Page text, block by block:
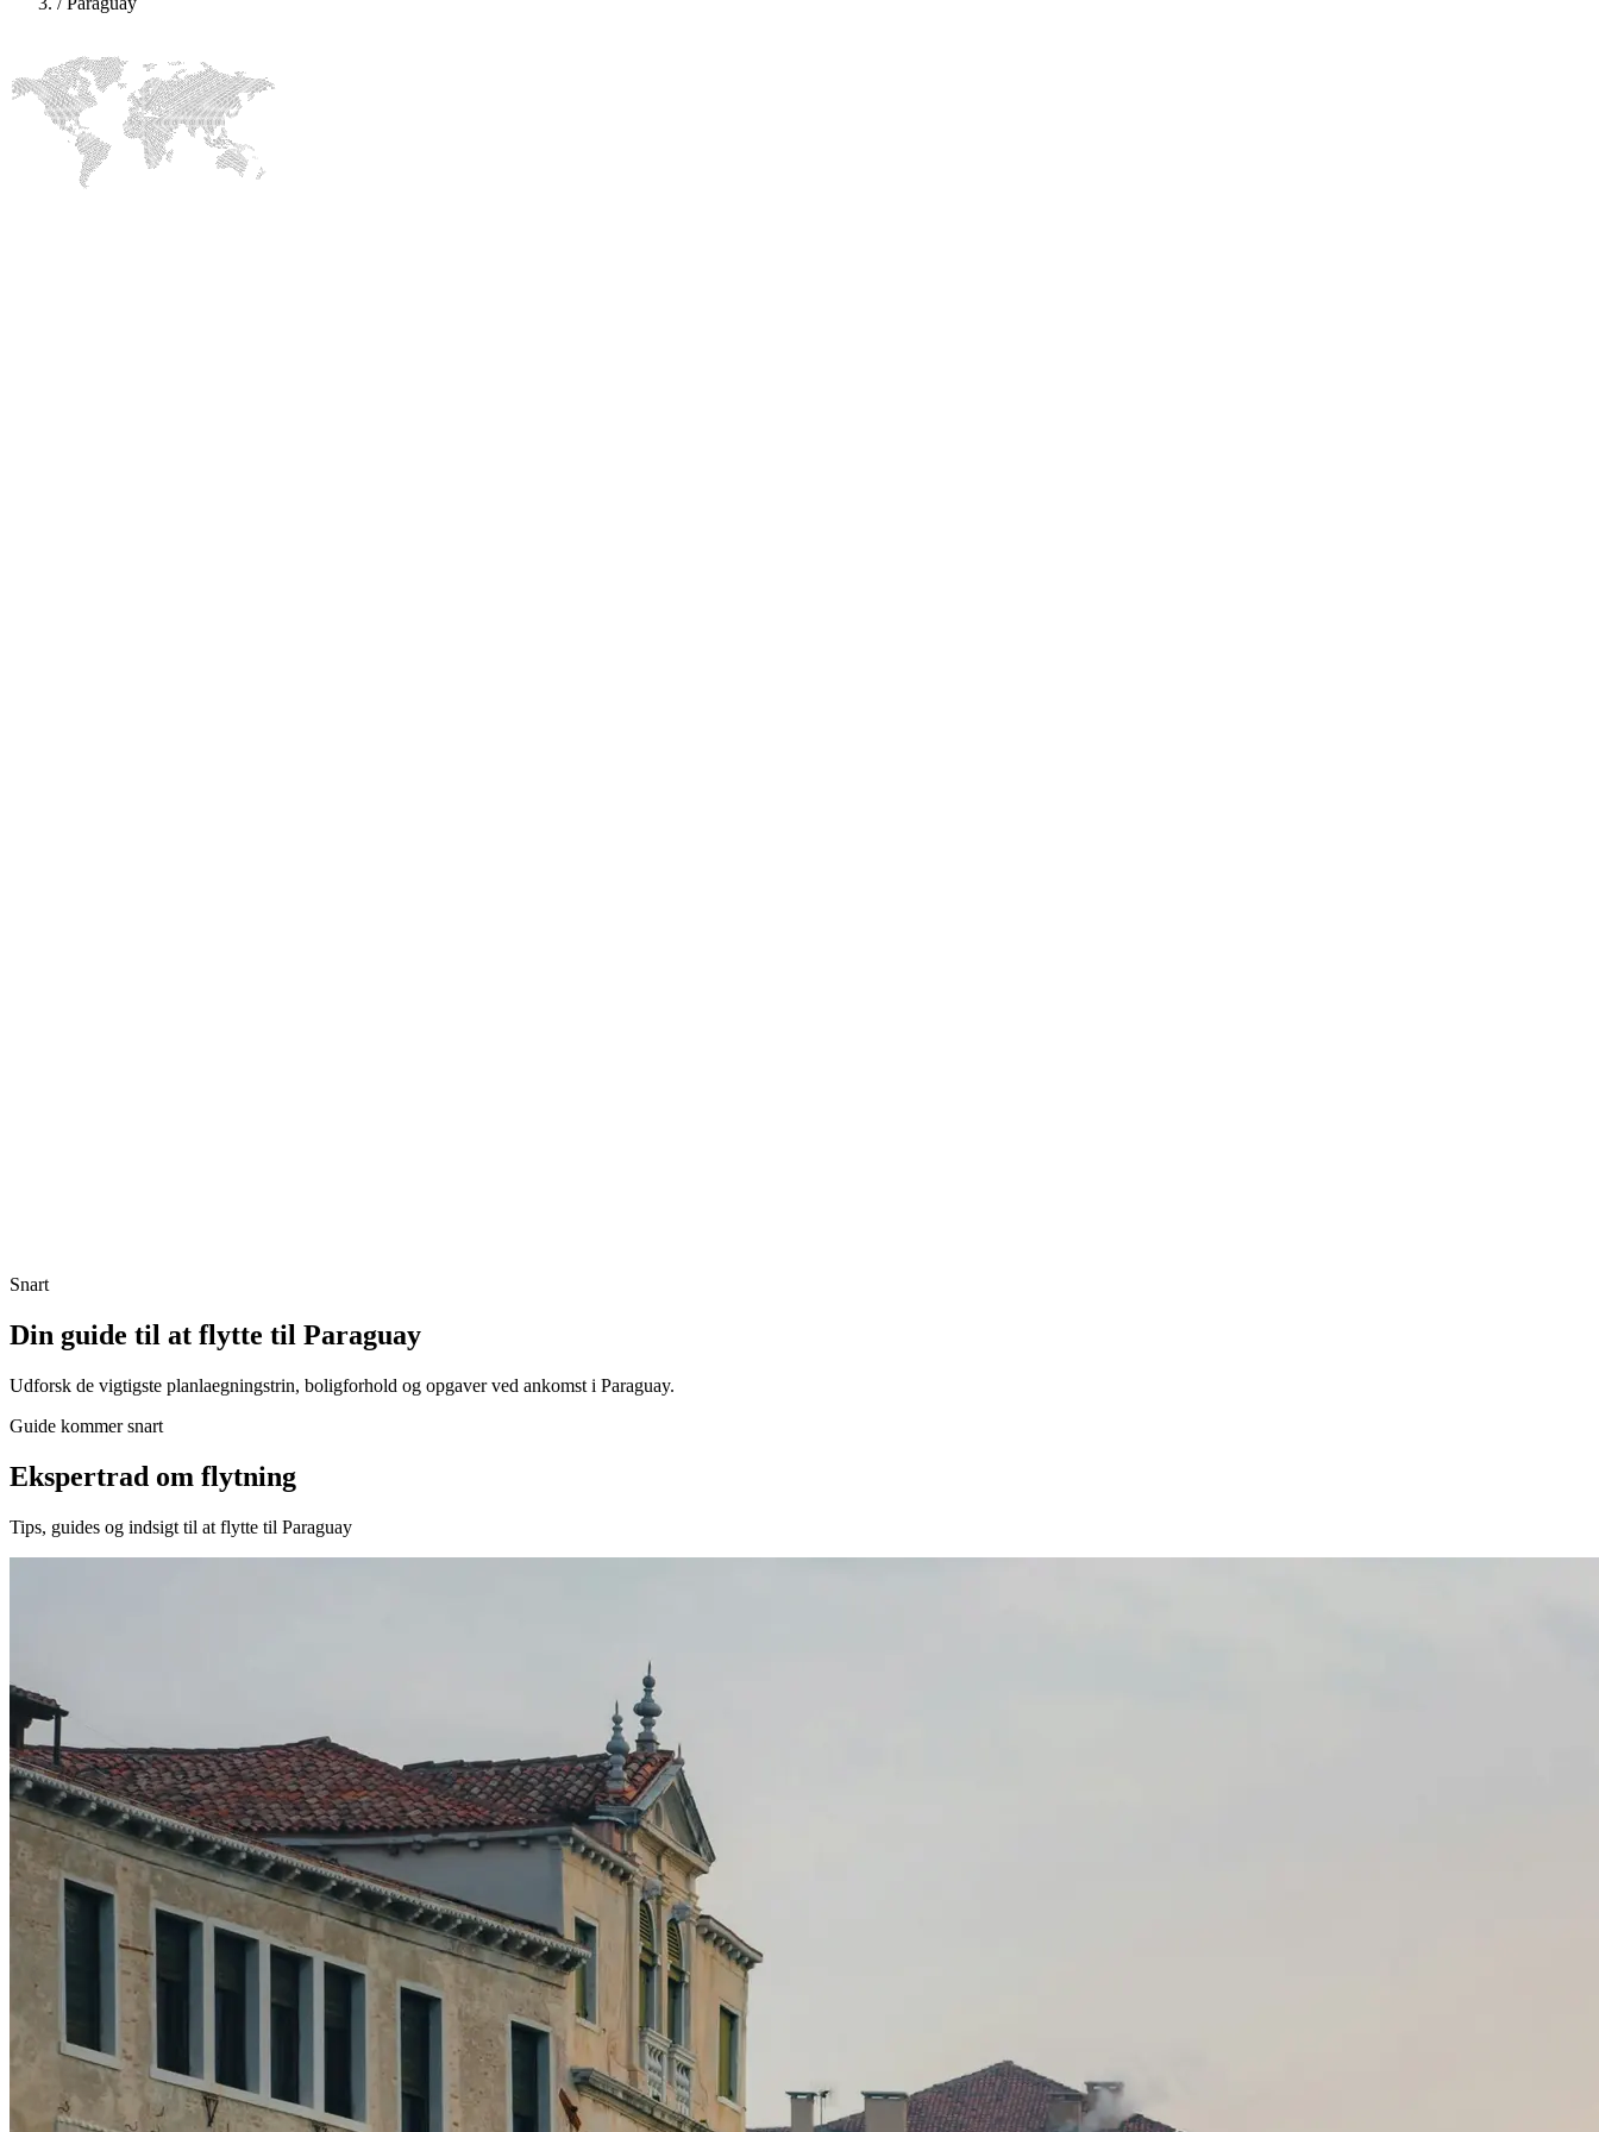
Snart
Din guide til at flytte til Paraguay
Udforsk de vigtigste planlaegningstrin, boligforhold og opgaver ved ankomst i Paraguay.
Guide kommer snart
Ekspertrad om flytning
Tips, guides og indsigt til at flytte til Paraguay